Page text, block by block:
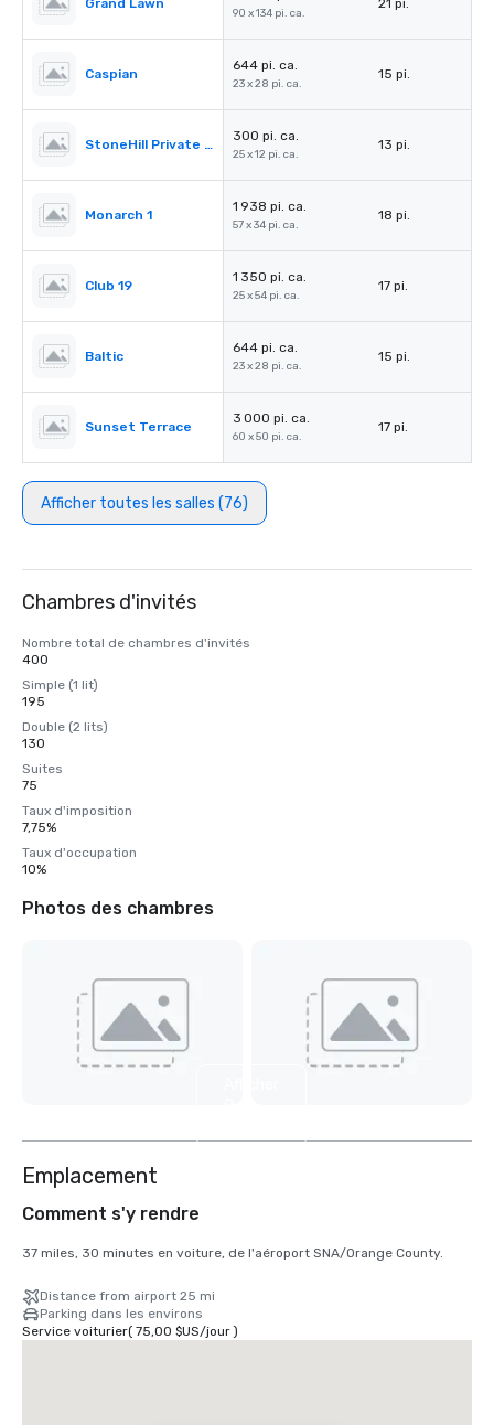
Grand Lawn
90 x 134 pi. ca.
21 pi.
Caspian
644 pi. ca.
23 x 28 pi. ca.
15 pi.
StoneHill Private Dining room
300 pi. ca.
25 x 12 pi. ca.
13 pi.
Monarch 1
1 938 pi. ca.
57 x 34 pi. ca.
18 pi.
Club 19
1 350 pi. ca.
25 x 54 pi. ca.
17 pi.
Baltic
644 pi. ca.
23 x 28 pi. ca.
15 pi.
Sunset Terrace
3 000 pi. ca.
60 x 50 pi. ca.
17 pi.
Afficher toutes les salles (76)
Chambres d'invités
Nombre total de chambres d'invités
400
Simple (1 lit)
195
Double (2 lits)
130
Suites
75
Taux d'imposition
7,75%
Taux d'occupation
10%
Photos des chambres
Emplacement
Comment s'y rendre
37 miles, 30 minutes en voiture, de l'aéroport SNA/Orange County.
Distance from airport 25 mi
Parking dans les environs
Service voiturier( 75,00 $US/jour)